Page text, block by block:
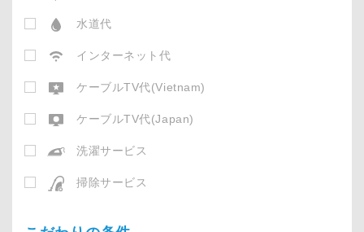
水道代
インターネット代
ケーブルTV代(Vietnam)
ケーブルTV代(Japan)
洗濯サービス
掃除サービス